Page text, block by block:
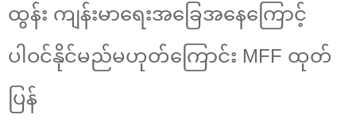
ထွန်း ကျန်းမာရေးအခြေအနေကြောင့်
ပါဝင်နိုင်မည်မဟုတ်ကြောင်း MFF ထုတ်
ပြန်